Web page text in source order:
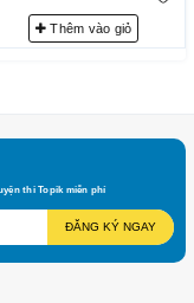
thành khoảng
Thêm vào giỏ
thi Topik miễn phí
ĐĂNG KÝ NGAY